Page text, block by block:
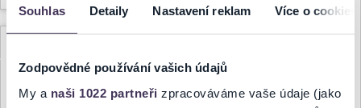
Souhlas Detaily Nastavení reklam Více o cookies
Zodpovědné používání vašich údajů
My a naši 1022 partneři zpracováváme vaše údaje (jako
hod.v Amfiteáter Trnava, je
ZRUŠENÉ...
celý článok
ZRUŠENÉ -
Orchester